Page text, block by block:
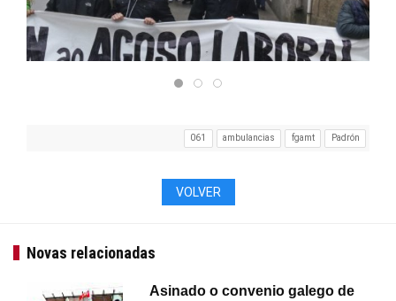
061 ambulancias fgamt Padrón
VOLVER
Novas relacionadas
Asinado o convenio galego de